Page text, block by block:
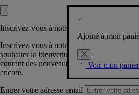
Ajouté à mon
Voir mon panier
Inscrivez-vous à notre Newsletter
Inscrivez-vous à notre newsletter pour que
souhaiter la bienvenue dans la
courant des nouveautés, événements,
encore.
Entrer votre adresse email